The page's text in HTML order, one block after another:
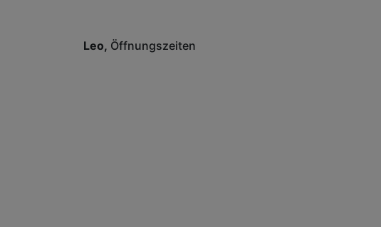
Leo Öffnungszeiten